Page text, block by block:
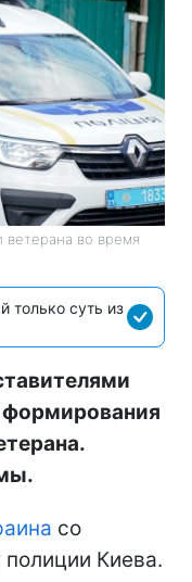
ветерана во время
только суть из
со
полиции Киева.